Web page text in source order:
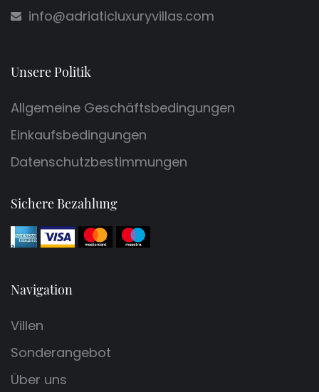
info@adriaticluxuryvillas.com
Unsere Politik
Allgemeine Geschäftsbedingungen
Einkaufsbedingungen
Datenschutzbestimmungen
Sichere Bezahlung
Navigation
Villen
Sonderangebot
Über uns